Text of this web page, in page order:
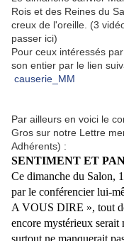
Rois et des Reines du
creux de l'oreille. (3
passer ici)
Pour ceux intéressés
son entier par le lien
causerie_MM
Par ailleurs en voici le
Gros sur notre Lettre
Adhérents) :
SENTIMENT ET
Ce dimanche du Salon,
par le conférencier lui-
A VOUS DIRE », tout
encore mystérieux